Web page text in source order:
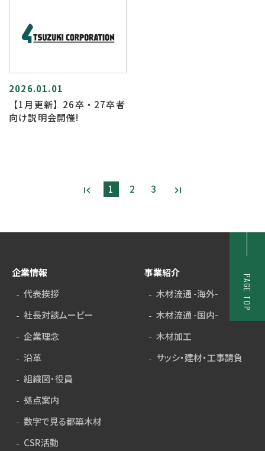
2026.01.01
【1月更新】26卒・27卒者
向け説明会開催!
first_page 1 2 3 last_page
企業情報
代表挨拶
社長対談ムービー
企業理念
沿革
組織図・役員
拠点案内
数字で見る都築木材
CSR活動
事業紹介
木材流通 -海外-
木材流通 -国内-
木材加工
サッシ・建材・工事請負
PAGE TOP